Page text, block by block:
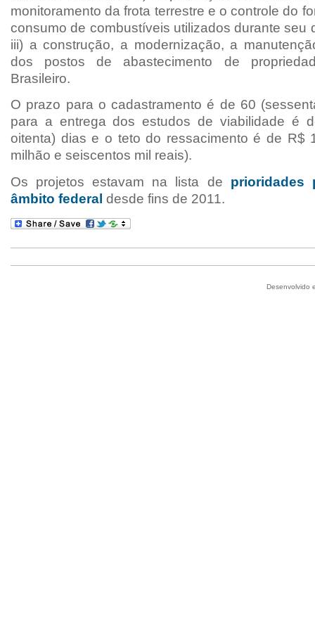
monitoramento dafrota terrestre e o controle do
consumo de combustíveis utilizados durante seu
iii) a construção, a modernização, a
dos postos de abastecimento de
Brasileiro.
O prazo para o cadastramento é de 60
para a entrega dos estudos de viabilidade é
oitenta) dias e o teto do ressacimento é de R$
milhão e seiscentos mil reais).
Os projetos estavam na lista de prioridades
âmbito federal desde fins de 2011.
Desenvolvido